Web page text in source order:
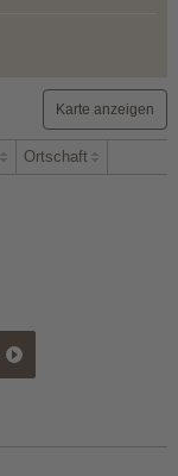
Karte anzeigen
Ortschaft